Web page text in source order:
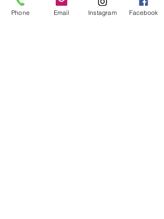
Bibliography:
EIA, U. (2014). Ctátalogo virtual de flora del valle
Phone Email Instagram Facebook